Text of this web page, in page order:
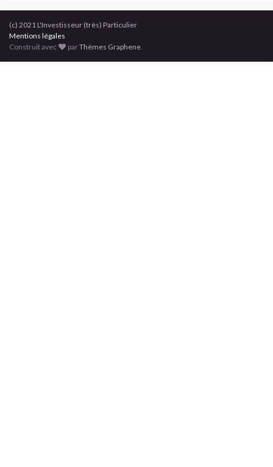
(c) 2021 L'Investisseur (très) Particulier
Mentions légales
Construit avec
parThèmes Graphene